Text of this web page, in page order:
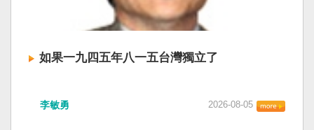
強調，台灣會以行動積極響應，落實「集體防
禦、責任分擔」，並將持續提升國防力量、強化
量，確保印太區域的和平穩定；台灣也將善用
韌性，讓彼此的國家更安全更繁榮。 最後，賴清
內部困難」，後面提及「要高度重視經濟運行中
的困難挑戰」。其後各段落所說的例如公平競
企業帳款拖欠問題」，更暴露企業之間拖欠已經
到「兜牢基層『三保』底線」和「抓好『一老一
如果一九四五年八一五台灣獨立了
的歷史就不會有中國國民黨，也不會捲入迄今仍
李敏勇 2026-08-05